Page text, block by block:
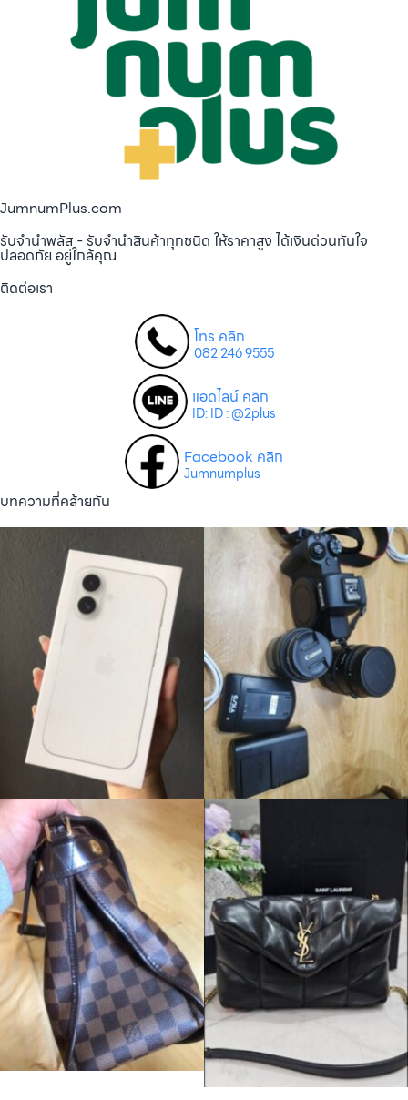
JumnumPlus.com
รับจำนำพลัส - รับจำนำสินค้าทุกชนิด ให้ราคาสูง ได้เงินด่วนทันใจ
ปลอดภัย อยู่ใกล้คุณ
ติดต่อเรา
โทร คลิก
082 246 9555
แอดไลน์ คลิก
ID: ID : @2plus
Facebook คลิก
Jumnumplus
บทความที่คล้ายกัน